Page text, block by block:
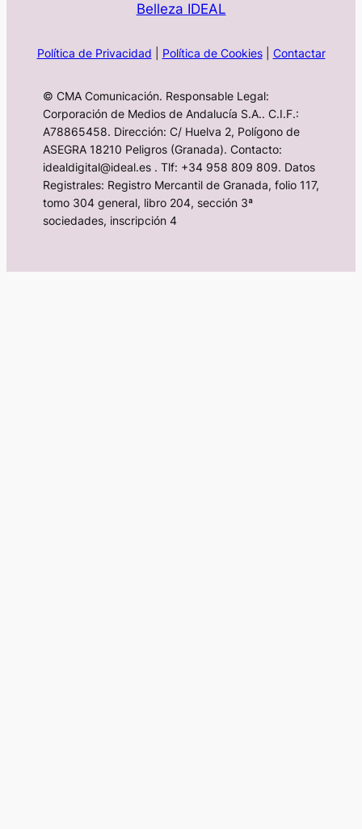
Belleza IDEAL
Política de Privacidad Política de Cookies| Contactar
© CMA Comunicación. Responsable Legal:
Corporación de Medios de Andalucía S.A.. C.I.F.:
A78865458. Dirección: C/ Huelva 2, Polígono de
ASEGRA 18210 Peligros (Granada). Contacto:
idealdigital@ideal.es . Tlf: +34 958 809 809. Datos
Registrales: Registro Mercantil de Granada, folio 117,
tomo 304 general, libro 204, sección 3ª
sociedades, inscripción 4